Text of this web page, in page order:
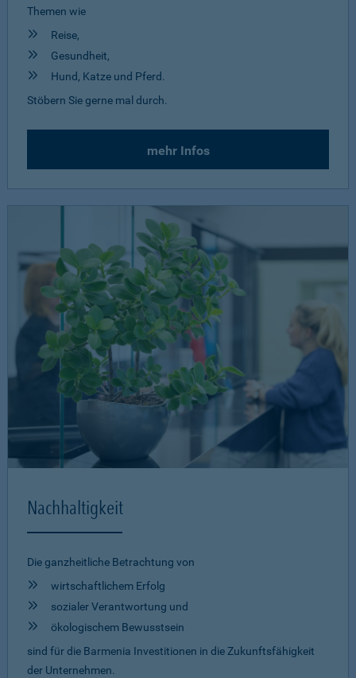
Themen wie
Reise,
Gesundheit,
Hund, Katze und Pferd.
Stöbern Sie gerne mal durch.
mehr Infos
Nachhaltigkeit
Die ganzheitliche Betrachtung von
wirtschaftlichem Erfolg
sozialer Verantwortung und
ökologischem Bewusstsein
sind für die Barmenia Investitionen in die Zukunftsfähigkeit
der Unternehmen.